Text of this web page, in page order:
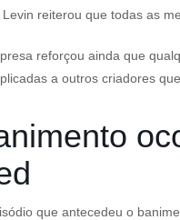
reiterou que todas as
reforçou ainda que
a outros criadores
que antecedeu o